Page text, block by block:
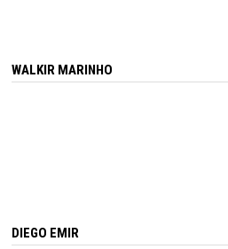
WALKIR MARINHO
DIEGO EMIR